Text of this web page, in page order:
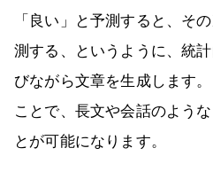
「良い」と予測すると、そ
測する、というように、統
びながら文章を生成します
ことで、長文や会話のよう
とが可能になります。